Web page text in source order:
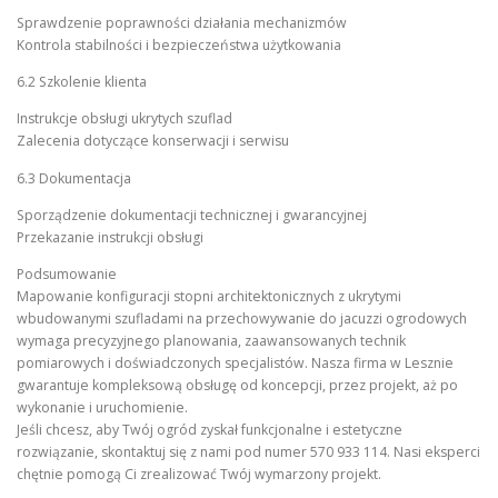
Sprawdzenie poprawności działania mechanizmów
Kontrola stabilności i bezpieczeństwa użytkowania
6.2 Szkolenie klienta
Instrukcje obsługi ukrytych szuflad
Zalecenia dotyczące konserwacji i serwisu
6.3 Dokumentacja
Sporządzenie dokumentacji technicznej i gwarancyjnej
Przekazanie instrukcji obsługi
Podsumowanie
Mapowanie konfiguracji stopni architektonicznych z ukrytymi
wbudowanymi szufladami na przechowywanie do jacuzzi ogrodowych
wymaga precyzyjnego planowania, zaawansowanych technik
pomiarowych i doświadczonych specjalistów. Nasza firma w Lesznie
gwarantuje kompleksową obsługę od koncepcji, przez projekt, aż po
wykonanie i uruchomienie.
Jeśli chcesz, aby Twój ogród zyskał funkcjonalne i estetyczne
rozwiązanie, skontaktuj się z nami pod numer 570 933 114. Nasi eksperci
chętnie pomogą Ci zrealizować Twój wymarzony projekt.